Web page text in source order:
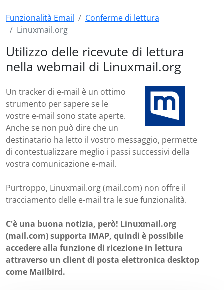
Funzionalità Email
Conferme di lettura
Linuxmail.org
Utilizzo delle ricevute di lettura
nella webmail di Linuxmail.org
Un tracker di e-mail è un ottimo
strumento per sapere se le
vostre e-mail sono state aperte.
Anche se non può dire che un
destinatario ha letto il vostro messaggio, permette
di contestualizzare meglio i passi successivi della
vostra comunicazione e-mail.
Purtroppo, Linuxmail.org (mail.com) non offre il
tracciamento delle e-mail tra le sue funzionalità.
C'è una buona notizia, però! Linuxmail.org
(mail.com) supporta IMAP, quindi è possibile
accedere alla funzione di ricezione in lettura
attraverso un client di posta elettronica desktop
come Mailbird.